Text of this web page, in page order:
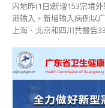
内地昨(1日)新增153宗境
港输入。新增输入病例以
上海、北京和四川共报告